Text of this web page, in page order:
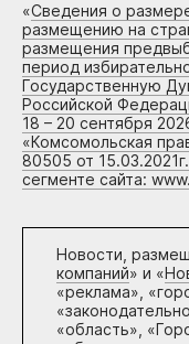
«Сведения о
размещению на
размещения
период
Государственную
Российской
18 – 20 сентября
«Комсомольская
80505 от
сегменте сайта:
Новости,
компаний» и «
«реклама»,
«область»,